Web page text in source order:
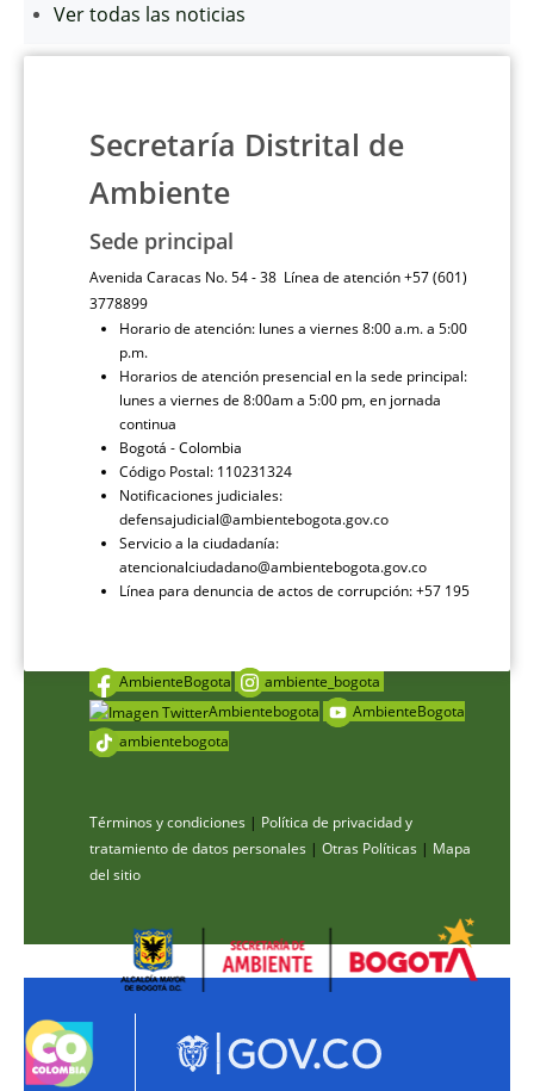
Ver todas las noticias
Secretaría Distrital de
Ambiente
Sede principal
Avenida Caracas No. 54 - 38 Línea de atención +57 (601)
3778899
Horario de atención: lunes a viernes 8:00 a.m. a 5:00
p.m.
Horarios de atención presencial en la sede principal:
lunes a viernes de 8:00am a 5:00 pm, en jornada
continua
Bogotá - Colombia
Código Postal: 110231324
Notificaciones judiciales:
defensajudicial@ambientebogota.gov.co
Servicio a la ciudadanía:
atencionalciudadano@ambientebogota.gov.co
Línea para denuncia de actos de corrupción: +57 195
AmbienteBogota
ambiente_bogota
Ambientebogota
AmbienteBogota
ambientebogota
Términos y condiciones | Política de privacidad y
tratamiento de datos personales | Otras Políticas | Mapa
del sitio